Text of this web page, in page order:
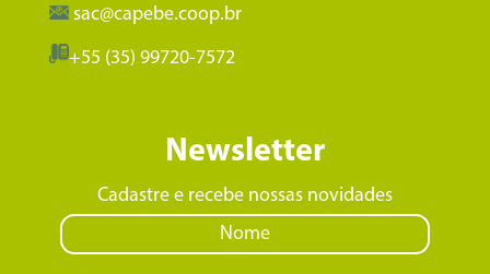
sac@capebe.coop.br
+55 (35) 99720-7572
Newsletter
Cadastre e recebe nossas novidades